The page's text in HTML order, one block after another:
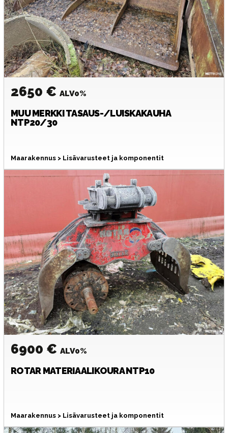
2650 € ALV0%
MUU MERKKITASAUS-/LUISKAKAUHA
NTP20/30
Maarakennus > Lisävarusteet ja komponentit
6900 € ALV0%
ROTAR MATERIAALIKOURA NTP10
Maarakennus > Lisävarusteet ja komponentit